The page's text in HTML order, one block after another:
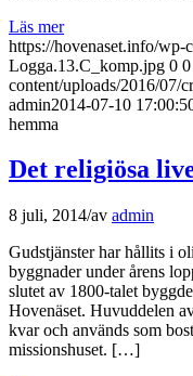
Läs mer
https://hovenaset.info/wp-
Logga.13.C_komp.jpg 0 0
content/uploads/2016/07/
admin2014-07-10
hemma
Det religiösa
8 juli, 2014/av admin
Gudstjänster har hållits i
byggnader under årens
slutet av 1800-talet
Hovenäset. Huvuddelen
kvar och används som
missionshuset. […]